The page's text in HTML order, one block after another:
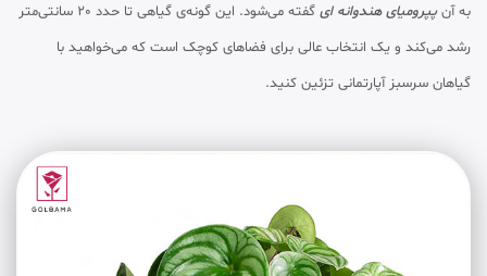
به آنپپرومیای هندوانه ای
گفته می‌شود. این گونه‌ی گیاهی تا حدد 20 سانتی‌متر
رشد می‌کند و یک انتخاب عالی برای فضاهای کوچک است که می‌خواهید با
گیاهان سرسبز آپارتمانی تزئین کنید.